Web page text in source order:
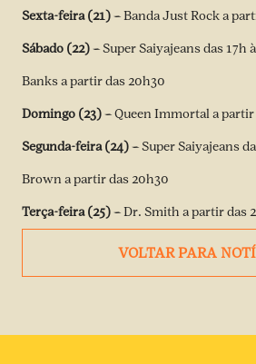
Sexta-feira (21) –Banda Just Rock a
Sábado (22) –Super Saiyajeans das 17h
Banks a partir das 20h30
Domingo (23) –Queen Immortal a partir
Segunda-feira (24) –Super Saiyajeans
Brown a partir das 20h30
Terça-feira (25) –Dr. Smith a partir das
VOLTAR PARA